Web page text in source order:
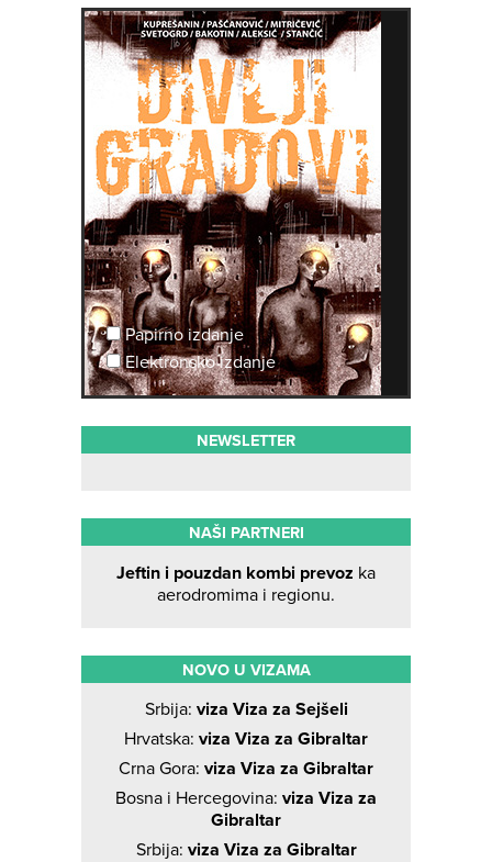
Papirno izdanje
Elektronsko izdanje
NEWSLETTER
NAŠI PARTNERI
Jeftin i pouzdan kombi prevoz ka
aerodromima i regionu.
NOVO U VIZAMA
Srbija: viza Viza za Sejšeli
Hrvatska: viza Viza za Gibraltar
Crna Gora: viza Viza za Gibraltar
Bosna i Hercegovina: viza Viza za
Gibraltar
Srbija: viza Viza za Gibraltar